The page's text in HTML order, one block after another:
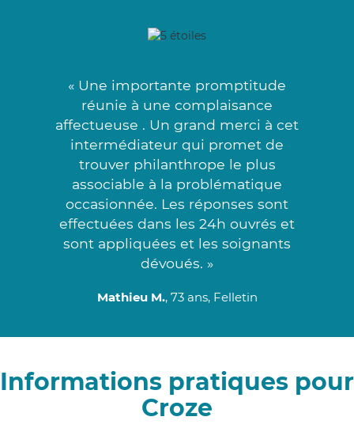
« Une importante promptitude
réunie à une complaisance
affectueuse . Un grand merci à cet
intermédiateur qui promet de
trouver philanthrope le plus
associable à la problématique
occasionnée. Les réponses sont
effectuées dans les 24h ouvrés et
sont appliquées et les soignants
dévoués. »
Mathieu M., 73 ans, Felletin
Informations pratiques pour
Croze